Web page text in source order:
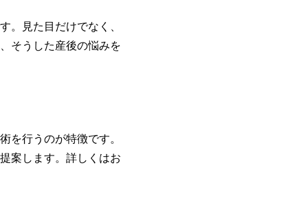
。見た目だけでなく、
そうした産後の悩みを
を行うのが特徴です。
案します。詳しくはお